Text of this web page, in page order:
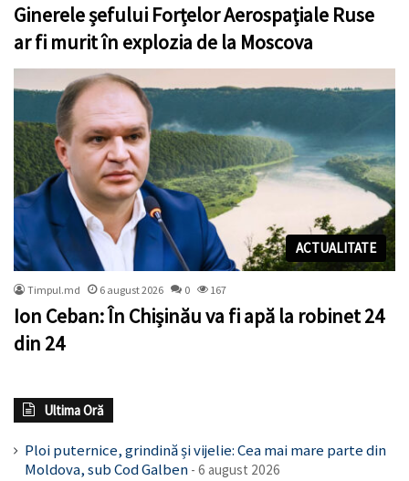
Ginerele șefului Forțelor Aerospațiale Ruse
ar fi murit în explozia de la Moscova
ACTUALITATE
Timpul.md 6 august 2026 0 167
Ion Ceban: În Chișinău va fi apă la robinet 24
din 24
Ultima Oră
Ploi puternice, grindină și vijelie: Cea mai mare parte din
Moldova, sub Cod Galben 6 august 2026